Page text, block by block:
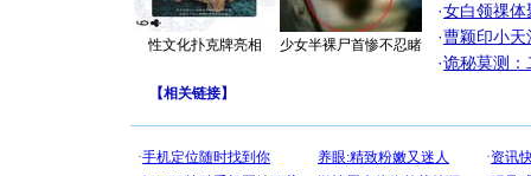
性文化扑克牌亮相 少女半裸尸首惨不忍睹
·女白领祼体
·曹颖印小天
·诡秘莫测：
【相关链接】